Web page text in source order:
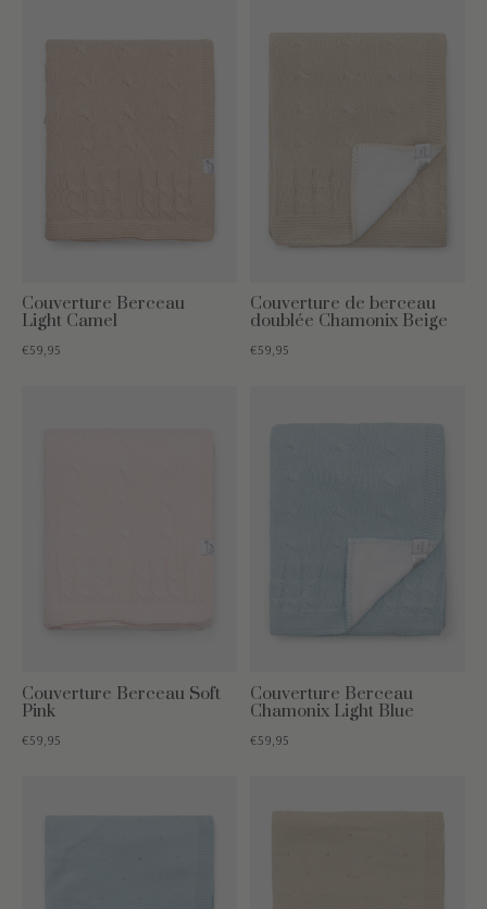
Couverture Berceau
Light Camel
€59,95
Couverture de berceau
doublée Chamonix Beige
€59,95
Couverture Berceau Soft
Pink
€59,95
Couverture Berceau
Chamonix Light Blue
€59,95